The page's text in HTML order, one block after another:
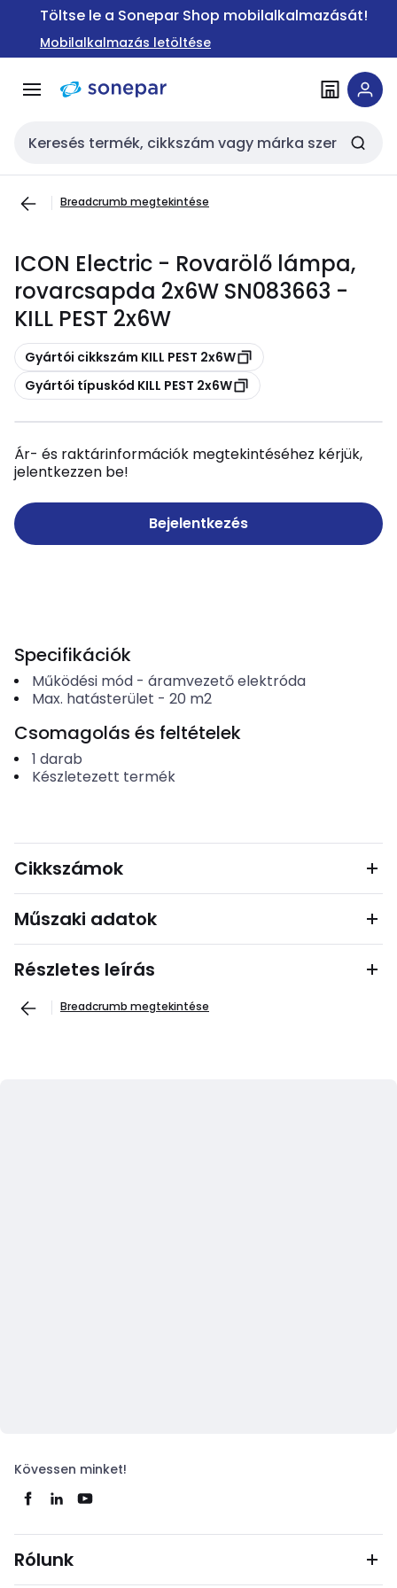
Ugrás a
Ugrás a
tartalomra
Töltse le a Sonepar Shop mobilalkalmazását!
Mobilalkalmazás letöltése
Keresési bemenet
Breadcrumb megtekintése
ICON Electric - Rovarölő lámpa,
rovarcsapda 2x6W SN083663 -
KILL PEST 2x6W
Másolás
Gyártói cikkszám KILL PEST 2x6W
Másolás
Gyártói típuskód KILL PEST 2x6W
Ár- és raktárinformációk megtekintéséhez kérjük,
jelentkezzen be!
Bejelentkezés
Specifikációk
Működési mód- áramvezető elektróda
Max. hatásterület - 20 m2
Csomagolás és feltételek
1 darab
Készletezett termék
Cikkszámok
Műszaki adatok
Részletes leírás
Breadcrumb megtekintése
Kövessen minket!
Rólunk